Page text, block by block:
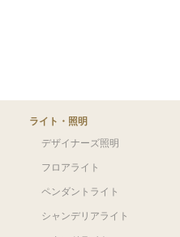
ライト・照明
デザイナーズ照明
フロアライト
ペンダントライト
シャンデリアライト